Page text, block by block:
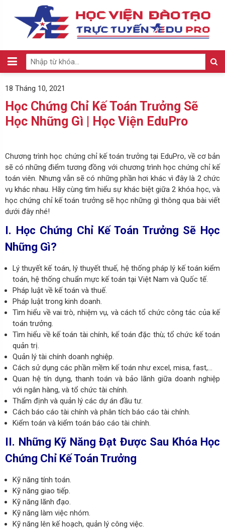
18 Tháng 10, 2021
Học Chứng Chỉ Kế Toán Trưởng Sẽ
Học Những Gì | Học Viện EduPro
Chương trình học chứng chỉ kế toán trưởng tại EduPro, về cơ bản
sẽ có những điểm tương đồng với chương trình học chứng chỉ kế
toán viên. Nhưng vẫn sẽ có những phần hơi khác vì đây là 2 chức
vụ khác nhau. Hãy cùng tìm hiểu sự khác biệt giữa 2 khóa học, và
học chứng chỉ kế toán trưởng sẽ học những gì thông qua bài viết
dưới đây nhé!
I. Học Chứng Chỉ Kế Toán Trưởng Sẽ Học
Những Gì?
Lý thuyết kế toán, lý thuyết thuế, hệ thống pháp lý kế toán kiểm
toán, hệ thống chuẩn mực kế toán tại Việt Nam và Quốc tế.
Pháp luật về kế toán và thuế.
Pháp luật trong kinh doanh.
Tìm hiểu về vai trò, nhiệm vụ, và cách tổ chức công tác của kế
toán trưởng.
Tìm hiểu về kế toán tài chính, kế toán đặc thù; tổ chức kế toán
quản trị.
Quản lý tài chính doanh nghiệp.
Cách sử dụng các phần mềm kế toán như excel, misa, fast,…
Quan hệ tín dụng, thanh toán và bảo lãnh giữa doanh nghiệp
với ngân hàng, và tổ chức tài chính.
Thẩm định và quản lý các dự án đầu tư.
Cách báo cáo tài chính và phân tích báo cáo tài chính.
Kiểm toán và kiểm toán báo cáo tài chính.
II. Những Kỹ Năng Đạt Được Sau Khóa Học
Chứng Chỉ Kế Toán Trưởng
Kỹ năng tính toán.
Kỹ năng giao tiếp.
Kỹ năng lãnh đạo.
Kỹ năng làm việc nhóm.
Kỹ năng lên kế hoạch, quản lý công việc.